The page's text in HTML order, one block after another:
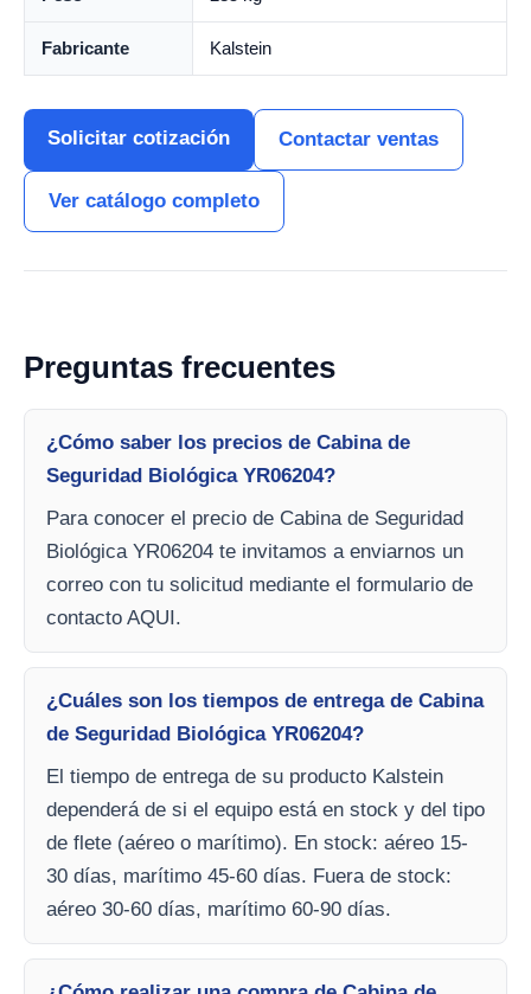
Fabricante Kalstein
Solicitar cotización Contactar ventas
Ver catálogo completo
Preguntas frecuentes
¿Cómo saber los precios de Cabina de
Seguridad Biológica YR06204?
Para conocer el precio de Cabina de Seguridad
Biológica YR06204 te invitamos a enviarnos un
correo con tu solicitud mediante el formulario de
contacto AQUI.
¿Cuáles son los tiempos de entrega de Cabina
de Seguridad Biológica YR06204?
El tiempo de entrega de su producto Kalstein
dependerá de si el equipo está en stock y del tipo
de flete (aéreo o marítimo). En stock: aéreo 15-
30 días, marítimo 45-60 días. Fuera de stock:
aéreo 30-60 días, marítimo 60-90 días.